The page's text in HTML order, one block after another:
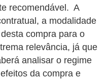
recomendável. A
a modalidade
compra para o
relevância, já que
analisar o regime
da compra e